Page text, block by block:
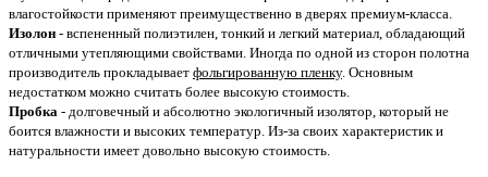
влагостойкости применяют преимущественно в дверях премиум-класса.
Изолон - вспененный полиэтилен, тонкий и легкий материал, обладающий
отличными утепляющими свойствами. Иногда по одной из сторон полотна
производитель прокладывает фольгированную пленку. Основным
недостатком можно считать более высокую стоимость.
Пробка - долговечный и абсолютно экологичный изолятор, который не
боится влажности и высоких температур. Из-за своих характеристик и
натуральности имеет довольно высокую стоимость.